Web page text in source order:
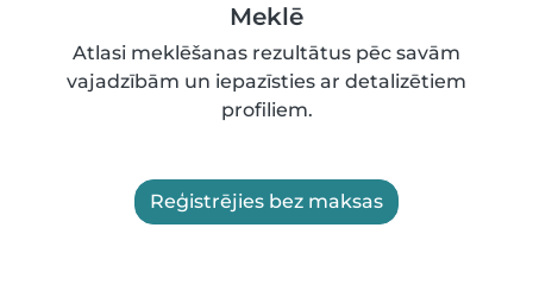
Meklē
Atlasi meklēšanas rezultātus pēc savām
vajadzībām un iepazīsties ar detalizētiem
profiliem.
Reģistrējies bez maksas